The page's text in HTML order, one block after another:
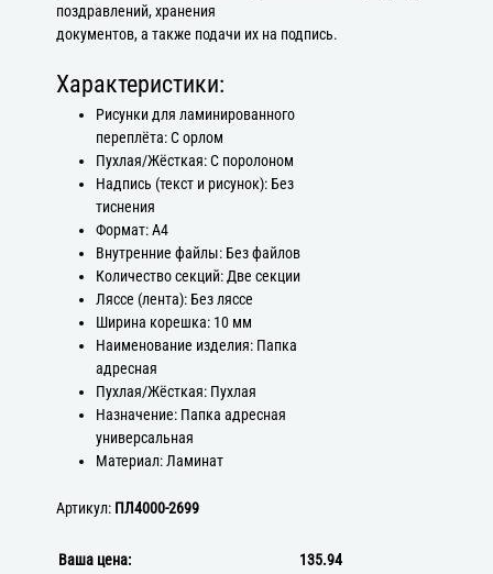
поздравлений, хранения
документов, а также подачи их на подпись.
Характеристики:
Рисунки для ламинированного
переплёта: С орлом
Пухлая/Жёсткая: С поролоном
Надпись (текст и рисунок): Без
тиснения
Формат: А4
Внутренние файлы: Без файлов
Количество секций: Две секции
Ляссе (лента): Без ляссе
Ширина корешка: 10 мм
Наименование изделия: Папка
адресная
Пухлая/Жёсткая: Пухлая
Назначение: Папка адресная
универсальная
Материал: Ламинат
Артикул: ПЛ4000-2699
Ваша цена:
135.94